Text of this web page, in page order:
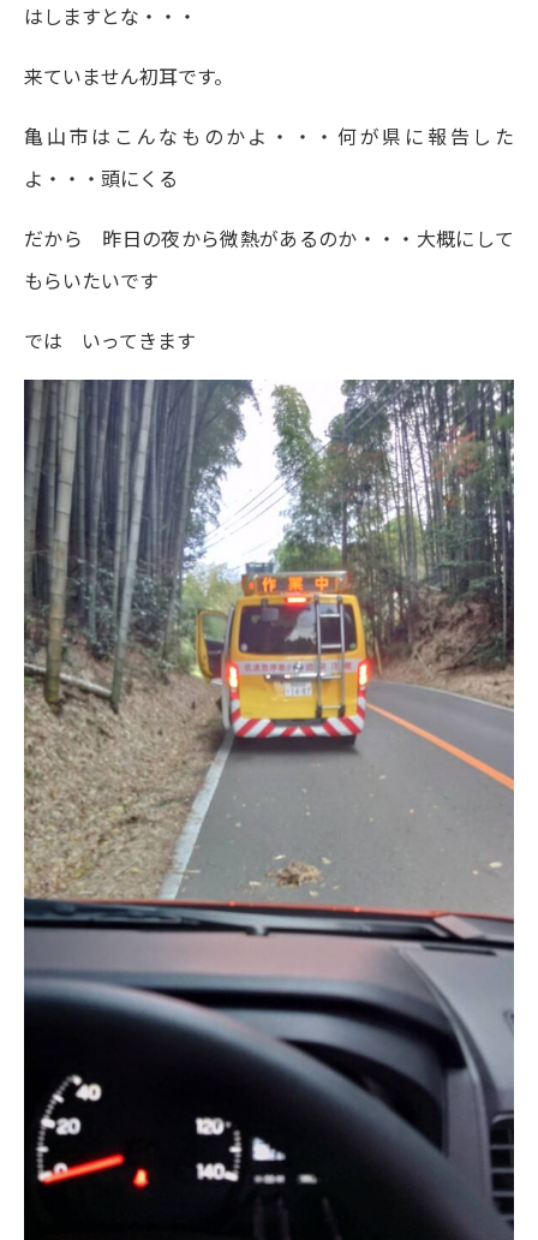
はしますとな・・・
来ていません初耳です。
亀山市はこんなものかよ・・・何が県に報告した
よ・・・頭にくる
だから 昨日の夜から微熱があるのか・・・大概にして
もらいたいです
では いってきます